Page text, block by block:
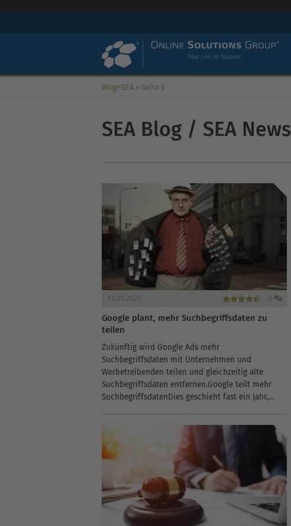
Blog»SEA » Seite 5
SEA Blog / SEA News
13.09.2021 0
Google plant, mehr Suchbegriffsdaten zu
teilen
Zukünftig wird Google Ads mehr
Suchbegriffsdaten mit Unternehmen und
Werbetreibenden teilen und gleichzeitig alte
Suchbegriffsdaten entfernen.Google teilt mehr
SuchbegriffsdatenDies geschieht fast ein Jahr,
“unbedeutenden Daten” versteckt werden. Diese
Entscheidung...